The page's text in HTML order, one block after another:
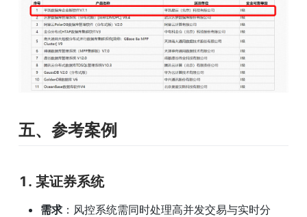
五、参考案例
1. 某证券系统
需求 ：风控系统需同时处理高并发交易与实时分